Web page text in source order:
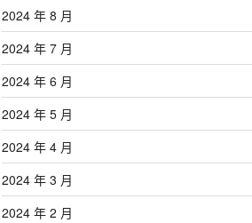
2024 年 8 月
2024 年 7 月
2024 年 6 月
2024 年 5 月
2024 年 4 月
2024 年 3 月
2024 年 2 月